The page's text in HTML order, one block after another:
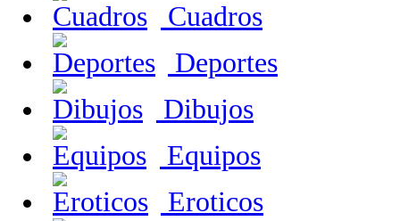
Cuadros
Deportes
Dibujos
Equipos
Eroticos